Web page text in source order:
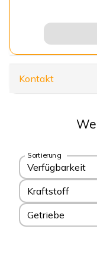
Kontakt
Sortierung
Verfügbarkeit
Kraftstoff
Getriebe